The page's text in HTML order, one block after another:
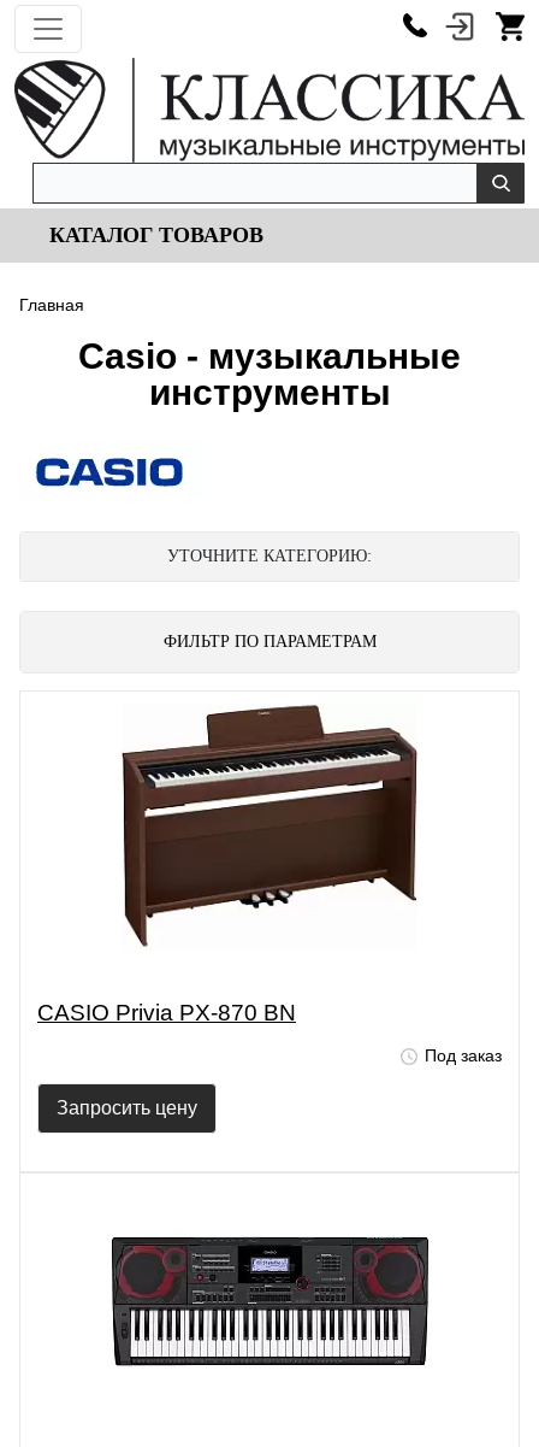
КАТАЛОГ ТОВАРОВ
Главная
Casio - музыкальные
инструменты
УТОЧНИТЕ КАТЕГОРИЮ:
ФИЛЬТР ПО ПАРАМЕТРАМ
CASIO Privia PX-870 BN
Под заказ
Запросить цену